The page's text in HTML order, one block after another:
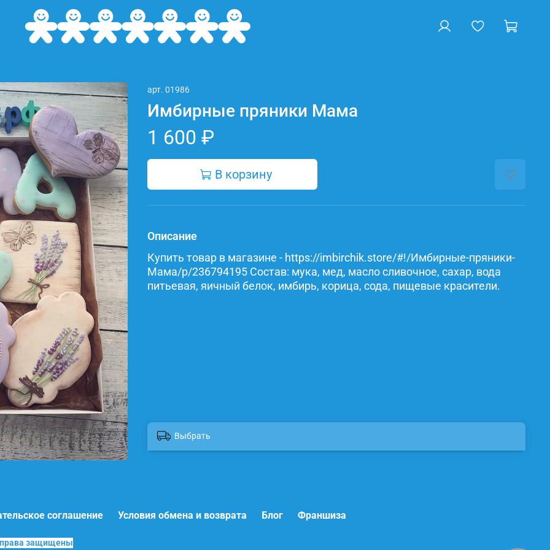
арт. 01986
Имбирные пряники Мама
1 600 ₽
В корзину
Описание
Купить товар в магазине - https://imbirchik.store/#!/Имбирные-пряники-
Мама/p/236794195 Состав: мука, мед, масло сливочное, сахар, вода
питьевая, яичный белок, имбирь, корица, сода, пищевые красители.
Выбрать
соглашение Условия обмена и возврата Блог Франшиза
права защищены